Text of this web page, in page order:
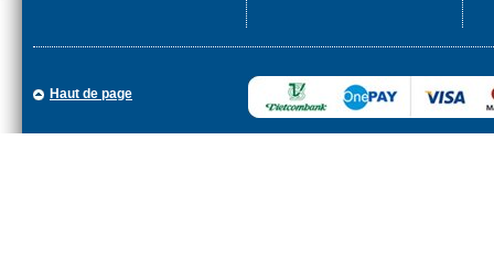
Haut de page